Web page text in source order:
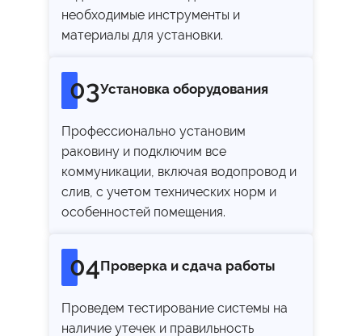
необходимые инструменты и
материалы для установки.
03Установка оборудования
Профессионально установим
раковину и подключим все
коммуникации, включая водопровод и
слив, с учетом технических норм и
особенностей помещения.
04Проверка и сдача работы
Проведем тестирование системы на
наличие утечек и правильность